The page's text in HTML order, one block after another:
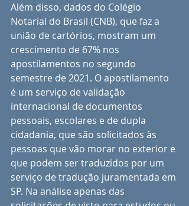
Além disso, dados do Colégio
Notarial do Brasil (CNB), que faz a
união de cartórios, mostram um
crescimento de 67% nos
apostilamentos no segundo
semestre de 2021. O apostilamento
é um serviço de validação
internacional de documentos
pessoais, escolares e de dupla
cidadania, que são solicitados às
pessoas que vão morar no exterior e
que podem ser traduzidos por um
serviço de tradução juramentada em
SP. Na análise apenas das